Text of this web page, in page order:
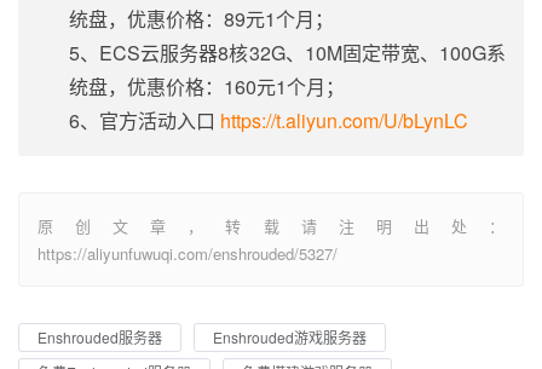
统盘，优惠价格：89元1个月；
5、ECS云服务器8核32G、10M固定带宽、100G系
统盘，优惠价格：160元1个月；
6、官方活动入口 https://t.aliyun.com/U/bLynLC
原创文章，转载请注明出处：
https://aliyunfuwuqi.com/enshrouded/5327/
Enshrouded服务器
Enshrouded游戏服务器